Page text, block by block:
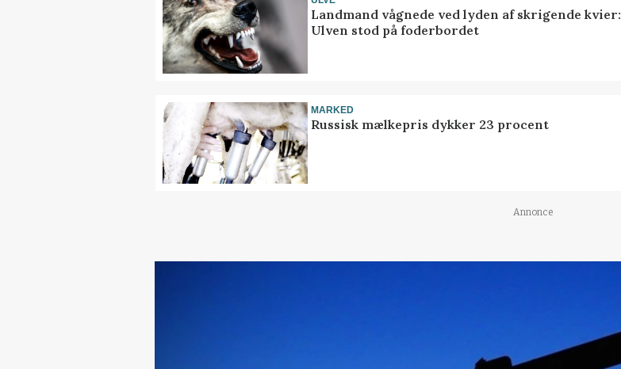
Landmand vågnede ved lyden af skrigende kvier:
Ulven stod på foderbordet
MARKED
Russisk mælkepris dykker 23 procent
Annonce